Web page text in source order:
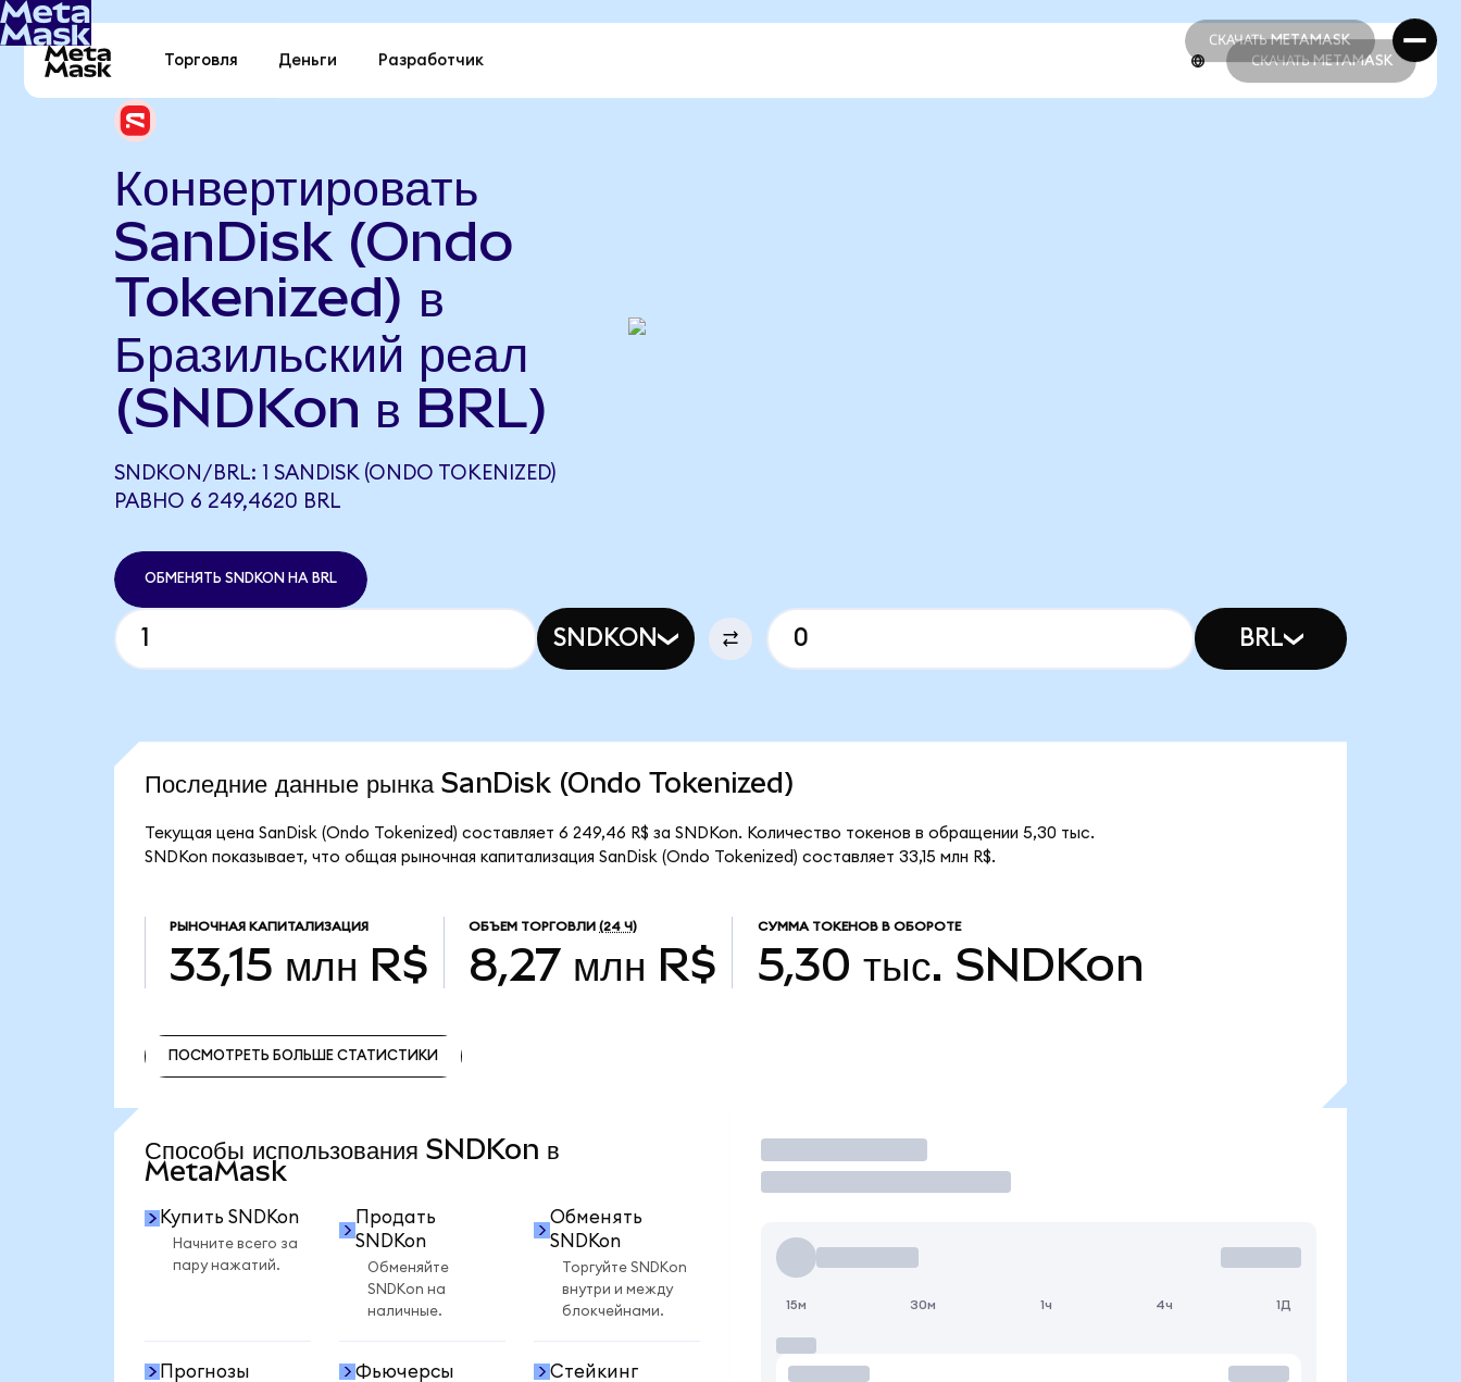
СКАЧАТЬ METAMASK
СКАЧАТЬ METAMASK
Торговля Деньги Разработчик СКАЧАТЬ METAMASK
Конвертировать
SanDisk (Ondo
Tokenized) в
Бразильский реал
(SNDKon в BRL)
SNDKON/BRL: 1 SANDISK (ONDO TOKENIZED)
РАВНО 6 249,4620 BRL
ОБМЕНЯТЬ SNDKON НА BRL
SNDKON BRL
Последние данные рынка SanDisk (Ondo Tokenized)
Текущая цена SanDisk (Ondo Tokenized) составляет 6 249,46 R$ за SNDKon. Количество токенов в обращении 5,30 тыс.
SNDKon показывает, что общая рыночная капитализация SanDisk (Ondo Tokenized) составляет 33,15 млн R$.
РЫНОЧНАЯ КАПИТАЛИЗАЦИЯ
33,15 млн R$
ОБЪЕМ ТОРГОВЛИ (24 Ч)
8,27 млн R$
СУММА ТОКЕНОВ В ОБОРОТЕ
5,30 тыс. SNDKon
ПОСМОТРЕТЬ БОЛЬШЕ СТАТИСТИКИ
Способы использования SNDKon в
MetaMask
Купить SNDKon
Начните всего за
пару нажатий.
Продать
SNDKon
Обменяйте
SNDKon на
наличные.
Обменять
SNDKon
Торгуйте SNDKon
внутри и между
блокчейнами.
Прогнозы Фьючерсы Стейкинг
Торговать
15м 30м 1ч 4ч 1Д